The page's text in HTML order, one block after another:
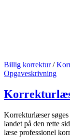
Billig korrektur/
Opgaveskrivning
Korrekturlæser
landet på den rette
læse professionel